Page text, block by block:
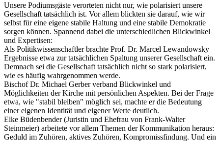
Unsere Podiumsgäste verorteten nicht nur, wie polarisiert unsere
Gesellschaft tatsächlich ist. Vor allem blickten sie darauf, wie wir
selbst für eine eigene stabile Haltung und eine stabile Demokratie
sorgen können. Spannend dabei die unterschiedlichen Blickwinkel
und Expertisen:
Als Politikwissenschaftler brachte Prof. Dr. Marcel Lewandowsky
Ergebnisse etwa zur tatsächlichen Spaltung unserer Gesellschaft ein.
Demnach sei die Gesellschaft tatsächlich nicht so stark polarisiert,
wie es häufig wahrgenommen werde.
Bischof Dr. Michael Gerber verband Blickwinkel und
Möglichkeiten der Kirche mit persönlichen Aspekten. Bei der Frage
etwa, wie "stabil bleiben" möglich sei, machte er die Bedeutung
einer eigenen Identität und eigener Werte deutlich.
Elke Büdenbender (Juristin und Ehefrau von Frank-Walter
Steinmeier) arbeitete vor allem Themen der Kommunikation heraus:
Geduld im Zuhören, aktives Zuhören, Kompromissfindung. Und ein